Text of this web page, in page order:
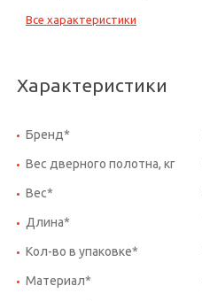
Все характеристики
Характеристики
Бренд*
Вес дверного полотна, кг
Вес*
Длина*
Кол-во в упаковке*
Материал*